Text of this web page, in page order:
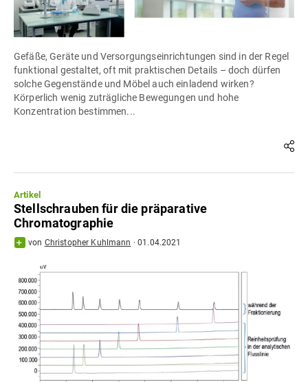
Gefäße, Geräte und Versorgungseinrichtungen sind in der Regel
funktional gestaltet, oft mit praktischen Details – doch dürfen
solche Gegenstände und Möbel auch einladend wirken?
Körperlich wenig zuträgliche Bewegungen und hohe
Konzentration bestimmen...
Artikel
Stellschrauben für die präparative
Chromatographie
von Christopher Kuhlmann ·01.04.2021